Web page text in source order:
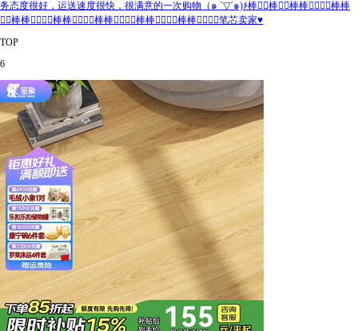
务态度很好，运送速度很快，很满意的一次购物（๑ `▽´๑)۶棒👍🏻棒👍🏻棒棒👍🏻👍🏻棒棒
👍🏻棒棒👍🏻👍🏻棒棒👍🏻👍🏻棒棒👍🏻👍🏻棒棒👍🏻👍🏻棒棒👍🏻👍🏻笔芯卖家♥
TOP
6